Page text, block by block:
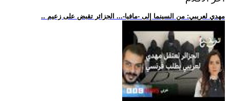
.. مهدي لعريبي: من السينما إلى -مافيا-... الجزائر تقبض على زعيم